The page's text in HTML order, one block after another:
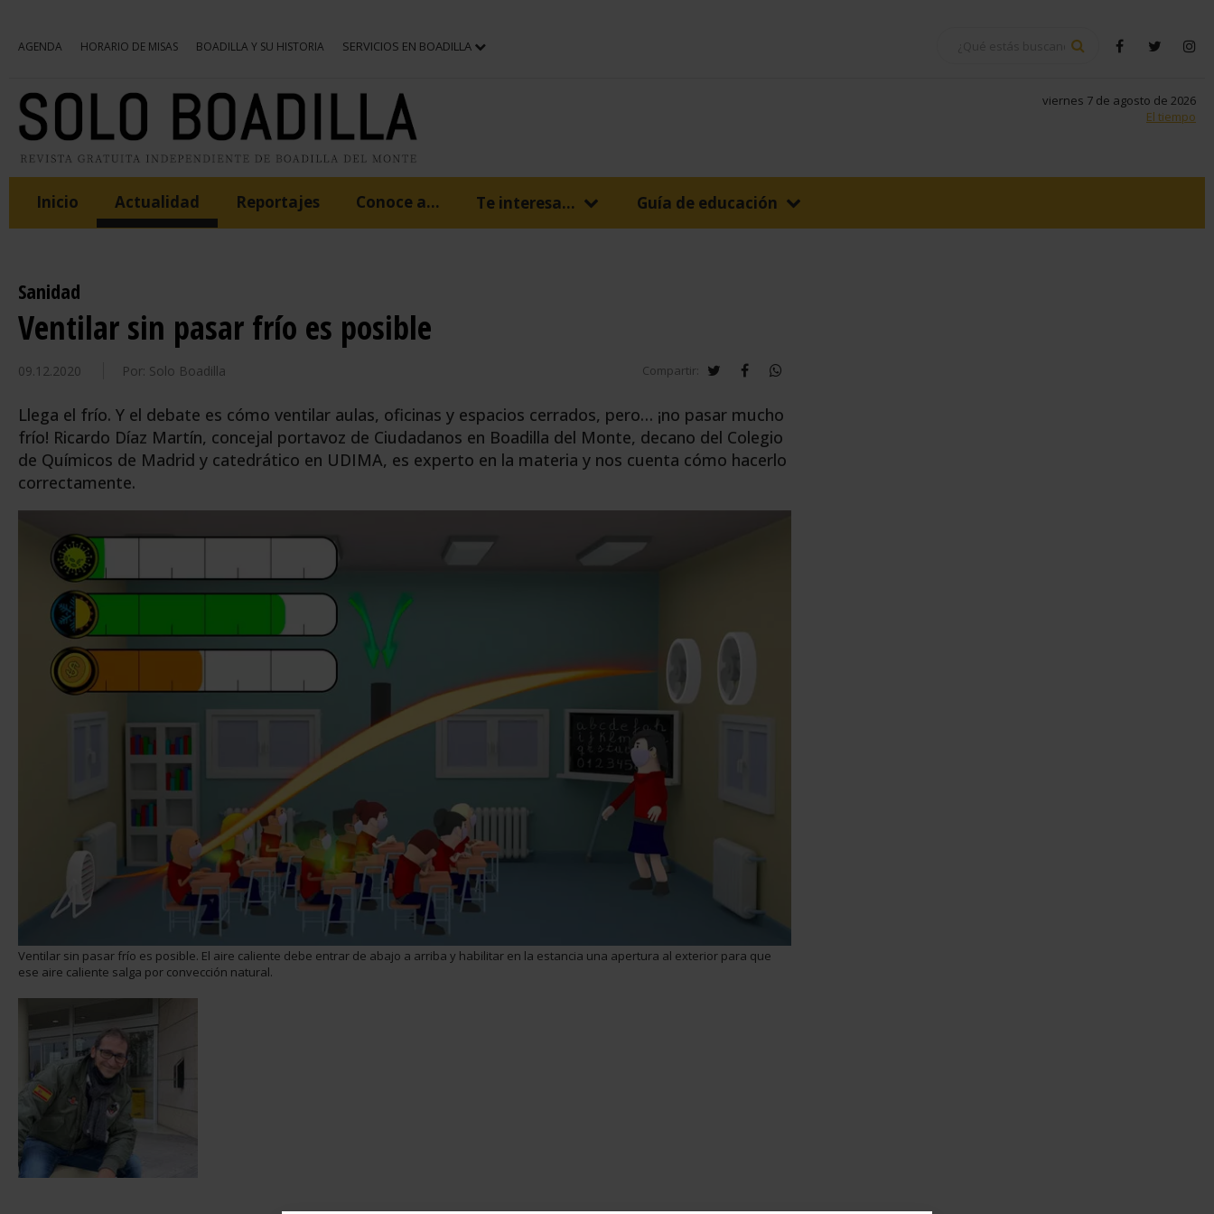
AGENDA HORARIO DE MISAS BOADILLA Y SU HISTORIA SERVICIOS EN BOADILLA BUSCARfacebooktwitter
viernes 7 de agosto de 2026
El tiempo
Inicio Actualidad Reportajes Conoce a... Te interesa... Guía de educación
Sanidad
Ventilar sin pasar frío es posible
09.12.2020 Por: Solo Boadilla Compartir: twitterfacebookwhatsapp
Llega el frío. Y el debate es cómo ventilar aulas, oficinas y espacios cerrados, pero… ¡no pasar mucho
frío! Ricardo Díaz Martín, concejal portavoz de Ciudadanos en Boadilla del Monte, decano del Colegio
de Químicos de Madrid y catedrático en UDIMA, es experto en la materia y nos cuenta cómo hacerlo
correctamente.
Ventilar sin pasar frío es posible. El aire caliente debe entrar de abajo a arriba y habilitar en la estancia una apertura al exterior para que
ese aire caliente salga por convección natural.